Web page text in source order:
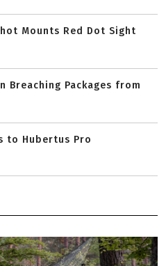
Mounts Red Dot Sight
Breaching Packages from
to Hubertus Pro